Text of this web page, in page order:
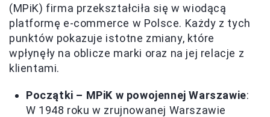
(MPiK) firma przekształciła się w wiodącą
platformę e-commerce w Polsce. Każdy z tych
punktów pokazuje istotne zmiany, które
wpłynęły na oblicze marki oraz na jej relacje z
klientami.
Początki – MPiK w powojennej Warszawie:
W 1948 roku w zrujnowanej Warszawie